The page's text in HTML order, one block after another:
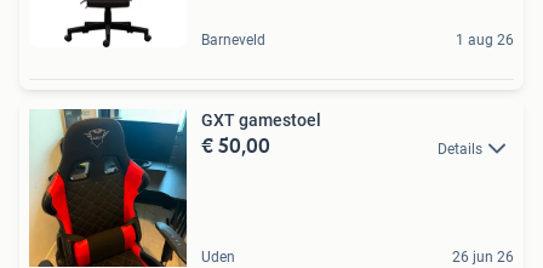
Barneveld 1 aug 26
GXT gamestoel
€ 50,00 Details
Uden 26 jun 26